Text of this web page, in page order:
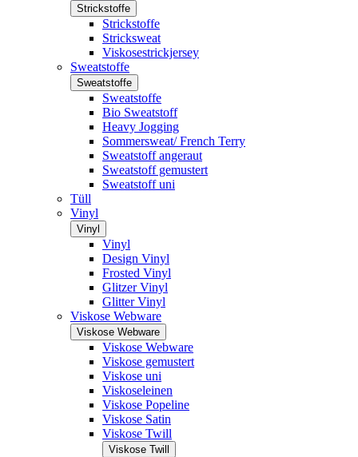
Strickstoffe
Strickstoffe
Stricksweat
Viskosestrickjersey
Sweatstoffe
Sweatstoffe
Sweatstoffe
Bio Sweatstoff
Heavy Jogging
Sommersweat/ French Terry
Sweatstoff angeraut
Sweatstoff gemustert
Sweatstoff uni
Tüll
Vinyl
Vinyl
Vinyl
Design Vinyl
Frosted Vinyl
Glitzer Vinyl
Glitter Vinyl
Viskose Webware
Viskose Webware
Viskose Webware
Viskose gemustert
Viskose uni
Viskoseleinen
Viskose Popeline
Viskose Satin
Viskose Twill
Viskose Twill